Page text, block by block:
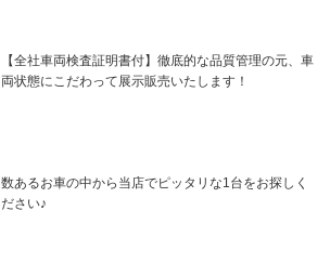
【全社車両検査証明書付】徹底的な品質管理の元、車
両状態にこだわって展示販売いたします！
数あるお車の中から当店でピッタリな1台をお探しく
ださい♪